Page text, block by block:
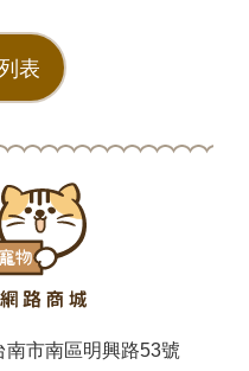
表
南市南區明興路53號